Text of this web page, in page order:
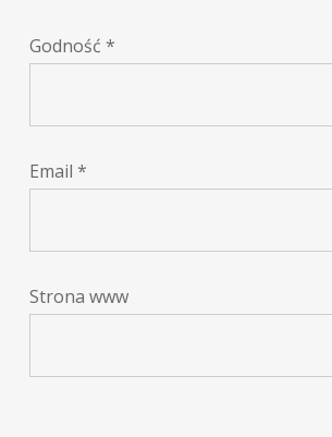
Godność *
Email *
Strona www